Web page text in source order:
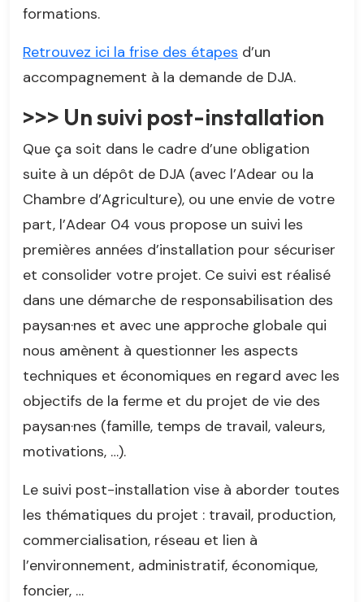
formations.
Retrouvez ici la frise des étapes d’un
accompagnement à la demande de DJA.
>>> Un suivi post-installation
Que ça soit dans le cadre d’une obligation
suite à un dépôt de DJA (avec l’Adear ou la
Chambre d’Agriculture), ou une envie de votre
part, l’Adear 04 vous propose un suivi les
premières années d’installation pour sécuriser
et consolider votre projet. Ce suivi est réalisé
dans une démarche de responsabilisation des
paysan·nes et avec une approche globale qui
nous amènent à questionner les aspects
techniques et économiques en regard avec les
objectifs de la ferme et du projet de vie des
paysan·nes (famille, temps de travail, valeurs,
motivations, …).
Le suivi post-installation vise à aborder toutes
les thématiques du projet : travail, production,
commercialisation, réseau et lien à
l’environnement, administratif, économique,
foncier, …